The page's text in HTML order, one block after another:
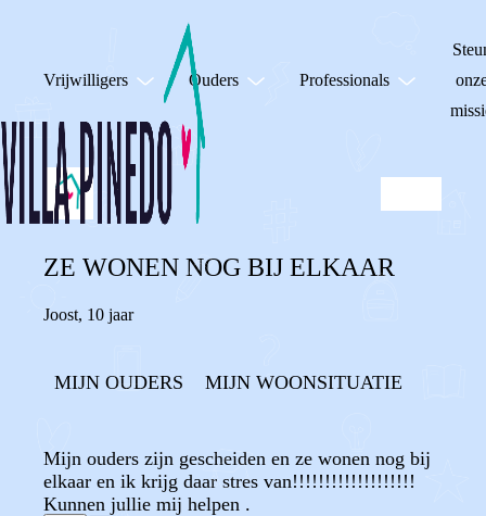
Vrijwilligers Ouders Professionals
ZE WONEN NOG BIJ ELKAAR
Joost, 10 jaar
MIJN OUDERS MIJN WOONSITUATIE
Mijn ouders zijn gescheiden en ze wonen nog bij
elkaar en ik krijg daar stres van!!!!!!!!!!!!!!!!!!!
Kunnen jullie mij helpen .